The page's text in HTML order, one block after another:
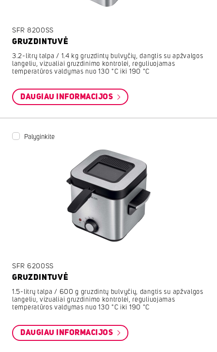
SFR 8200SS
GRUZDINTUVĖ
3.2-litrų talpa / 1.4 kg gruzdintų bulvyčių, dangtis su apžvalgos
langeliu, vizualiai gruzdinimo kontrolei, reguliuojamas
temperatūros valdymas nuo 130 °C iki 190 °C
DAUGIAU INFORMACIJOS
Palyginkite
SFR 6200SS
GRUZDINTUVĖ
1.5-litrų talpa / 600 g gruzdintų bulvyčių, dangtis su apžvalgos
langeliu, vizualiai gruzdinimo kontrolei, reguliuojamas
temperatūros valdymas nuo 130 °C iki 190 °C
DAUGIAU INFORMACIJOS